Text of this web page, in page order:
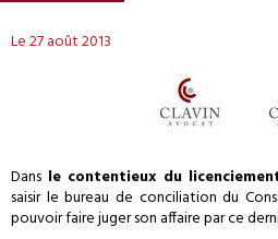
Le 27 août 2013
Dans le contentieux du
saisir le bureau de conciliation du
pouvoir faire juger son affaire par ce